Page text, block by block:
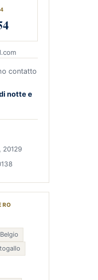
contatto
notte e
20129
Belgio